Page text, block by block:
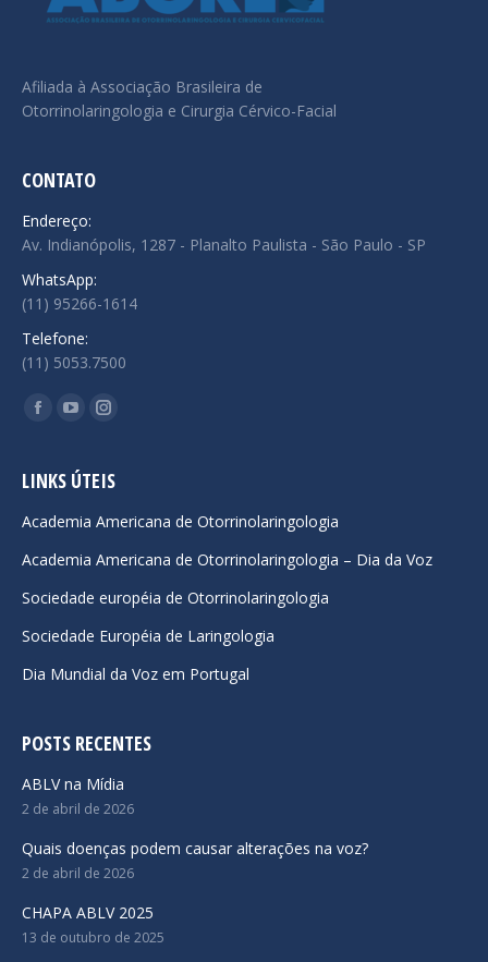
Afiliada à Associação Brasileira de
Otorrinolaringologia e Cirurgia Cérvico-Facial
CONTATO
Endereço:
Av. Indianópolis, 1287 - Planalto Paulista - São Paulo - SP
WhatsApp:
(11) 95266-1614
Telefone:
(11) 5053.7500
Encontre-nos em:
Facebook
opens
new
window
YouTube
opens
new
window
Instagram
opens
new
window
LINKS ÚTEIS
Academia Americana de Otorrinolaringologia
Academia Americana de Otorrinolaringologia – Dia da Voz
Sociedade européia de Otorrinolaringologia
Sociedade Européia de Laringologia
Dia Mundial da Voz em Portugal
POSTS RECENTES
ABLV na Mídia
2 de abril de 2026
Quais doenças podem causar alterações na voz?
2 de abril de 2026
CHAPA ABLV 2025
13 de outubro de 2025